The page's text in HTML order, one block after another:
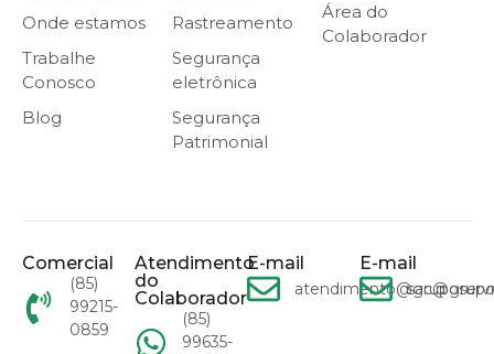
Onde estamos
Trabalhe
Conosco
Blog
Rastreamento
Segurança
eletrônica
Segurança
Patrimonial
Área do
Colaborador
Comercial
(85)
99215-
0859
Atendimento
do
Colaborador
(85)
99635-
E-mail E-mail